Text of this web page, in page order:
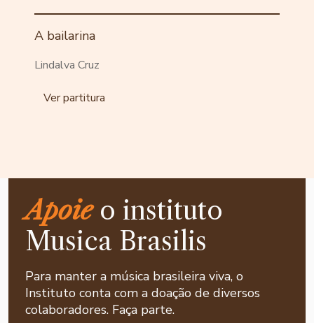
A bailarina
Lindalva Cruz
Ver partitura
Apoieo instituto
Musica Brasilis
Para manter a música brasileira viva, o
Instituto conta com a doação de diversos
colaboradores. Faça parte.